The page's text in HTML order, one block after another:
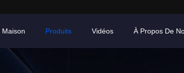
Maison Produits Vidéos À Propos De